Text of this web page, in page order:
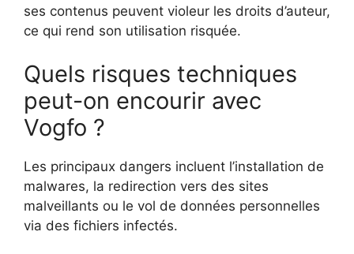
ses contenus peuvent violeur les droits d’auteur,
ce qui rend son utilisation risquée.
Quels risques techniques
peut-on encourir avec
Vogfo ?
Les principaux dangers incluent l’installation de
malwares, la redirection vers des sites
malveillants ou le vol de données personnelles
via des fichiers infectés.